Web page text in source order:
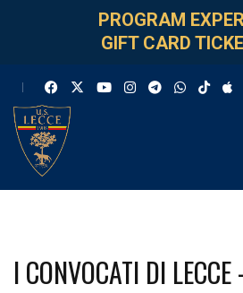
PROGRAM
GIFT CARD
I CONVOCATI DI